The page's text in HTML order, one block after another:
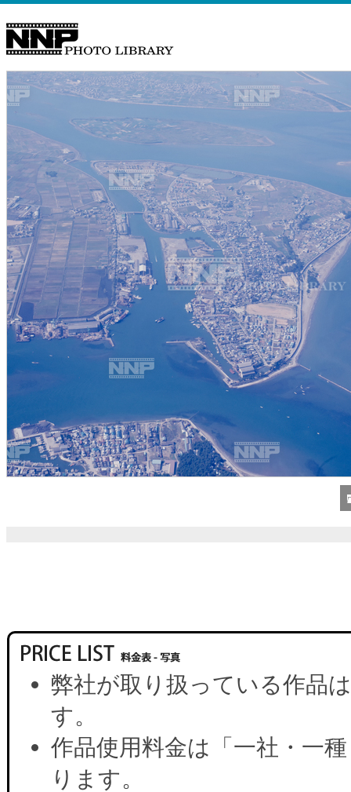
弊社が取り扱っている作品
す。
作品使用料金は「一社・一
ります。